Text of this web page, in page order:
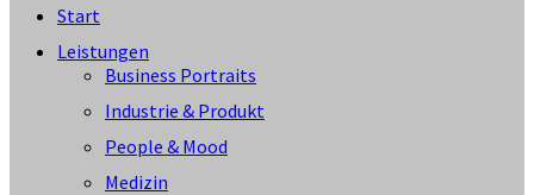
Start
Leistungen
Business Portraits
Industrie & Produkt
People & Mood
Medizin